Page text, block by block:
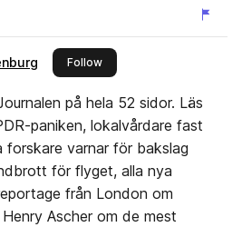
Followthis publisher
på hela 52 sidor. Läs
paniken, lokalvårdare fast
forskare varnar för bakslag
för flyget, alla nya
från London om
Ascher om de mest